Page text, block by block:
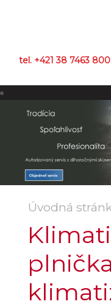
tel. +421 38 7463
Úvodná
plnička